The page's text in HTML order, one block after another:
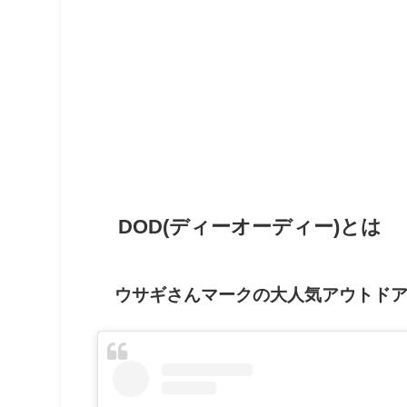
DOD(ディーオーディー)とは
ウサギさんマークの大人気アウトド